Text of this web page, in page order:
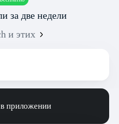
за две недели
и этих
приложении